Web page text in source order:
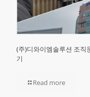
(주)디와이엠솔루션 조직
기
Read more